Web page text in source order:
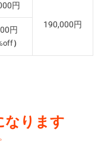
円
190,000円
円
）
ります